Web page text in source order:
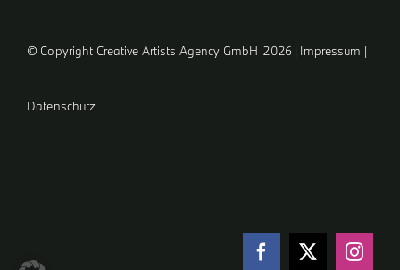
© Copyright Creative Artists Agency GmbH2026 | Impressum |
Datenschutz